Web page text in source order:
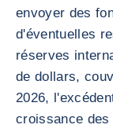
envoyer des
d'éventuelles
réserves
de dollars,
2026,
croissance